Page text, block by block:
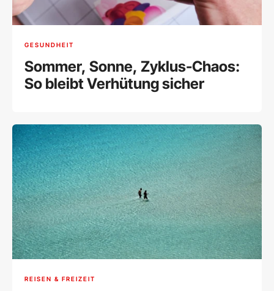
GESUNDHEIT
Sommer, Sonne, Zyklus-Chaos:
So bleibt Verhütung sicher
REISEN & FREIZEIT